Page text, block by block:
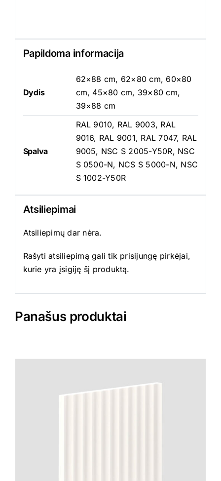
Papildoma informacija
Dydis
62×88 cm, 62×80 cm, 60×80
cm, 45×80 cm, 39×80 cm,
39×88 cm
Spalva
RAL 9010, RAL 9003, RAL
9016, RAL 9001, RAL 7047, RAL
9005, NSC S 2005-Y50R, NSC
S 0500-N, NCS S 5000-N, NSC
S 1002-Y50R
Atsiliepimai
Atsiliepimų dar nėra.
Rašyti atsiliepimą gali tik prisijungę pirkėjai,
kurie yra įsigiję šį produktą.
Panašus produktai